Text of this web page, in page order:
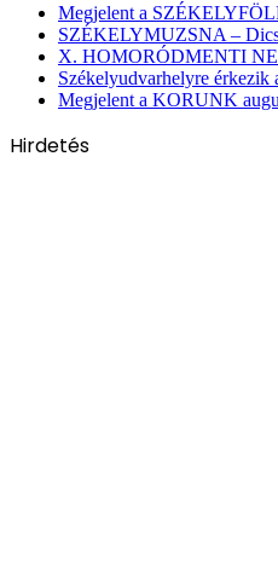
Megjelent a
SZÉKELYMUZSNA –
X. HOMORÓDMENTI
Székelyudvarhelyre
Megjelent a KORUNK
Hirdetés